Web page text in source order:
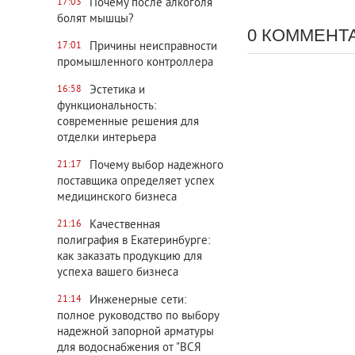
17:03
Почему после алкоголя
болят мышцы?
17:01
Причины неисправности
промышленного контроллера
16:58
Эстетика и
функциональность:
современные решения для
отделки интерьера
21:17
Почему выбор надежного
поставщика определяет успех
медицинского бизнеса
21:16
Качественная
полиграфия в Екатеринбурге:
как заказать продукцию для
успеха вашего бизнеса
21:14
Инженерные сети:
полное руководство по выбору
надежной запорной арматуры
для водоснабжения от "ВСЯ
0